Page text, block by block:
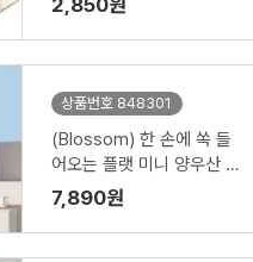
2,850원
상품번호 848301
(Blossom) 한 손에 쏙 들
어오는 플랫 미니 양우산 1
P
7,890원